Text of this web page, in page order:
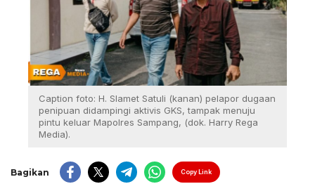
Caption foto: H. Slamet Satuli (kanan) pelapor dugaan
penipuan didampingi aktivis GKS, tampak menuju
pintu keluar Mapolres Sampang, (dok. Harry Rega
Media).
Bagikan Copy Link